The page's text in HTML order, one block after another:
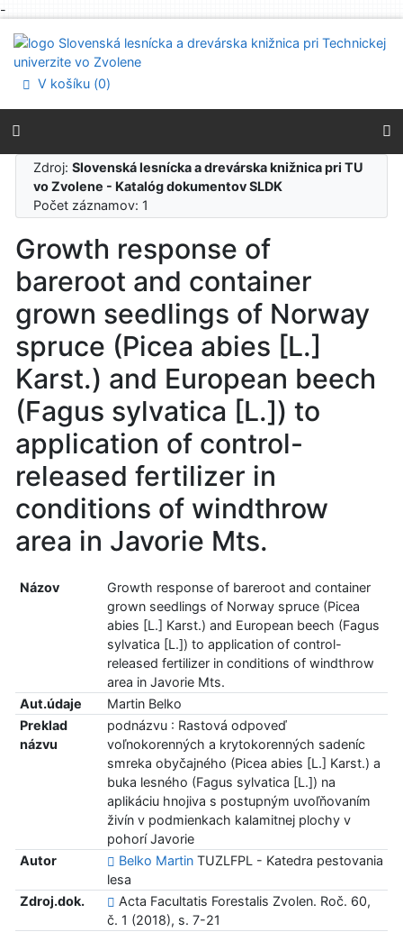
-
Prejsť na menu
Prehlásenie o webovej prístupnosti
V košíku (0)
Zdroj:Slovenská lesnícka a drevárska knižnica pri TU
vo Zvolene - Katalóg dokumentov SLDK
Počet záznamov: 1
Growth response of
bareroot and container
grown seedlings of Norway
spruce (Picea abies [L.]
Karst.) and European beech
(Fagus sylvatica [L.]) to
application of control-
released fertilizer in
conditions of windthrow
area in Javorie Mts.
Názov
Growth response of bareroot and container
grown seedlings of Norway spruce (Picea
abies [L.] Karst.) and European beech (Fagus
sylvatica [L.]) to application of control-
released fertilizer in conditions of windthrow
area in Javorie Mts.
Aut.údaje
Martin Belko
Preklad
názvu
podnázvu : Rastová odpoveď
voľnokorenných a krytokorenných sadeníc
smreka obyčajného (Picea abies [L.] Karst.) a
buka lesného (Fagus sylvatica [L.]) na
aplikáciu hnojiva s postupným uvoľňovaním
živín v podmienkach kalamitnej plochy v
pohorí Javorie
Autor
Belko MartinTUZLFPL - Katedra pestovania
lesa
Zdroj.dok.
Acta Facultatis Forestalis Zvolen. Roč. 60,
č. 1 (2018), s. 7-21